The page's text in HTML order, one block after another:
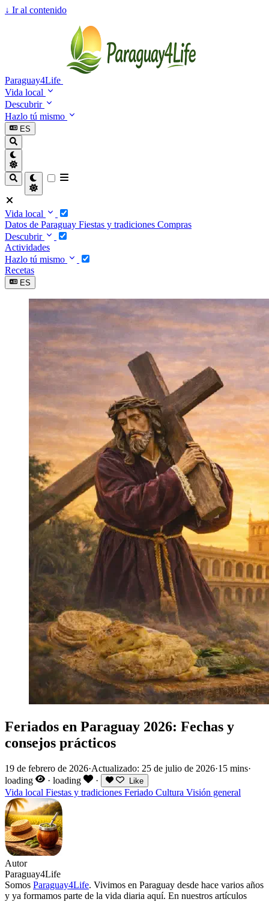
↓ Ir al contenido
Paraguay4Life
Vida local
Descubrir
Hazlo tú mismo
ES
Vida local
Datos de Paraguay Fiestas y tradiciones Compras
Descubrir
Actividades
Hazlo tú mismo
Recetas
ES
Feriados en Paraguay 2026: Fechas y
consejos prácticos
19 de febrero de 2026·Actualizado: 25 de julio de 2026·15 mins·
loading
· loading · Like
Vida local Fiestas y tradiciones Feriado Cultura Visión general
Autor
Paraguay4Life
Somos Paraguay4Life. Vivimos en Paraguay desde hace varios años
y ya formamos parte de la vida diaria aquí. En nuestros artículos